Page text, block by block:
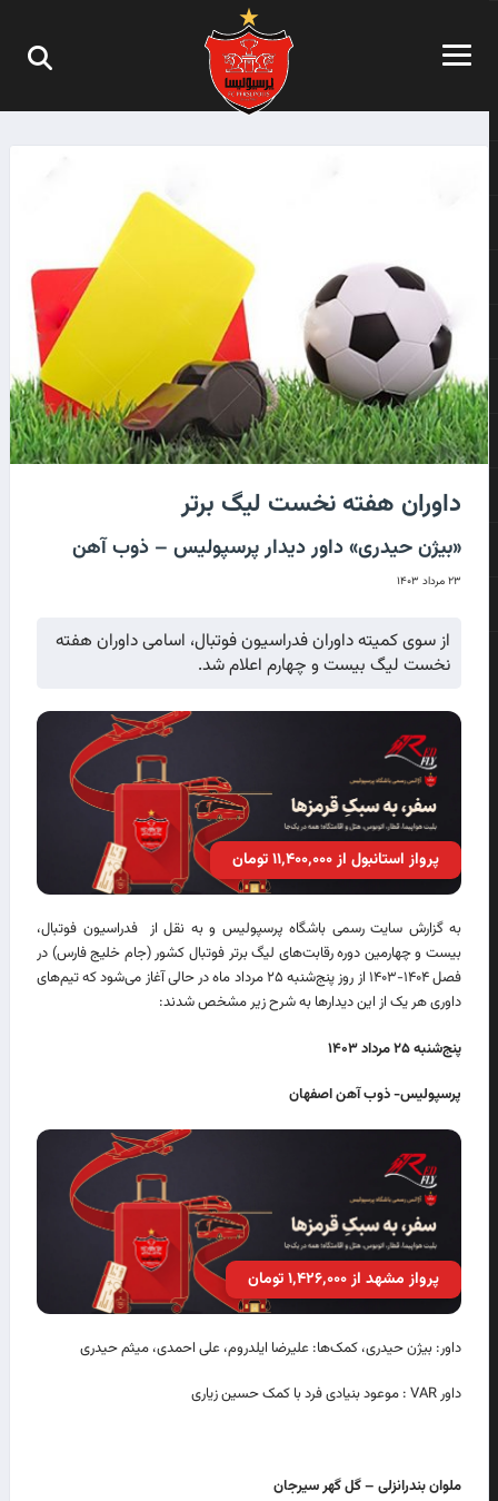
داوران هفته نخست لیگ برتر
«بیژن حیدری» داور دیدار پرسپولیس – ذوب آهن
۲۳ مرداد ۱۴۰۳
از سوی کمیته داوران فدراسیون فوتبال، اسامی داوران هفته
نخست لیگ بیست و چهارم اعلام شد.
پرواز استانبول از ۱۱٬۴۰۰٬۰۰۰ تومان
به گزارش سایت رسمی باشگاه پرسپولیس و به نقل از فدراسیون فوتبال،
بیست و چهارمین دوره رقابت‌های لیگ برتر فوتبال کشور (جام خلیج فارس) در
فصل ۱۴۰۴-۱۴۰۳ از روز پنج‌شنبه ۲۵ مرداد ماه در حالی آغاز می‌شود که تیم‌های
داوری هر یک از این دیدارها به شرح زیر مشخص شدند:
پنج‌شنبه۲۵مرداد۱۴۰۳
پرسپولیس- ذوب آهن اصفهان
پرواز مشهد از ۱٬۴۲۶٬۰۰۰ تومان
داور: بیژن حیدری، کمک‌ها: علیرضا ایلدروم، علی احمدی، میثم حیدری
داور VAR : موعود بنیادی فرد با کمک حسین زیاری
ملوان بندرانزلی – گل گهر سیرجان